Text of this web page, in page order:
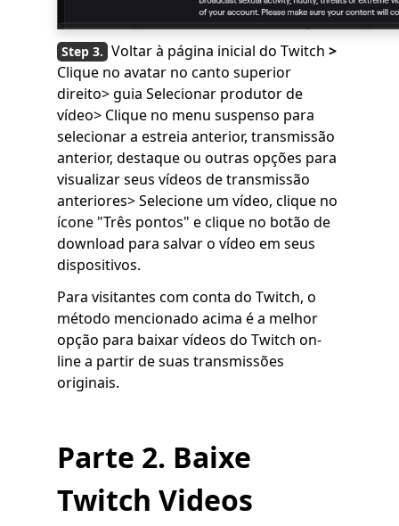
Voltar à página inicial do Twitch >
Clique no avatar no canto superior
direito> guia Selecionar produtor de
vídeo> Clique no menu suspenso para
selecionar a estreia anterior, transmissão
anterior, destaque ou outras opções para
visualizar seus vídeos de transmissão
anteriores> Selecione um vídeo, clique no
ícone "Três pontos" e clique no botão de
download para salvar o vídeo em seus
dispositivos.
Para visitantes com conta do Twitch, o
método mencionado acima é a melhor
opção para baixar vídeos do Twitch on-
line a partir de suas transmissões
originais.
Parte 2. Baixe
Twitch Videos